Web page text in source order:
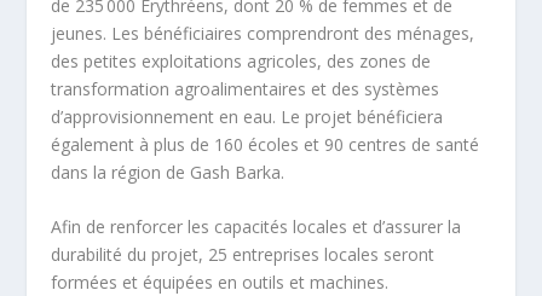
de 235 000 Érythréens, dont 20 % de femmes et de
jeunes. Les bénéficiaires comprendront des ménages,
des petites exploitations agricoles, des zones de
transformation agroalimentaires et des systèmes
d’approvisionnement en eau. Le projet bénéficiera
également à plus de 160 écoles et 90 centres de santé
dans la région de Gash Barka.
Afin de renforcer les capacités locales et d’assurer la
durabilité du projet, 25 entreprises locales seront
formées et équipées en outils et machines.